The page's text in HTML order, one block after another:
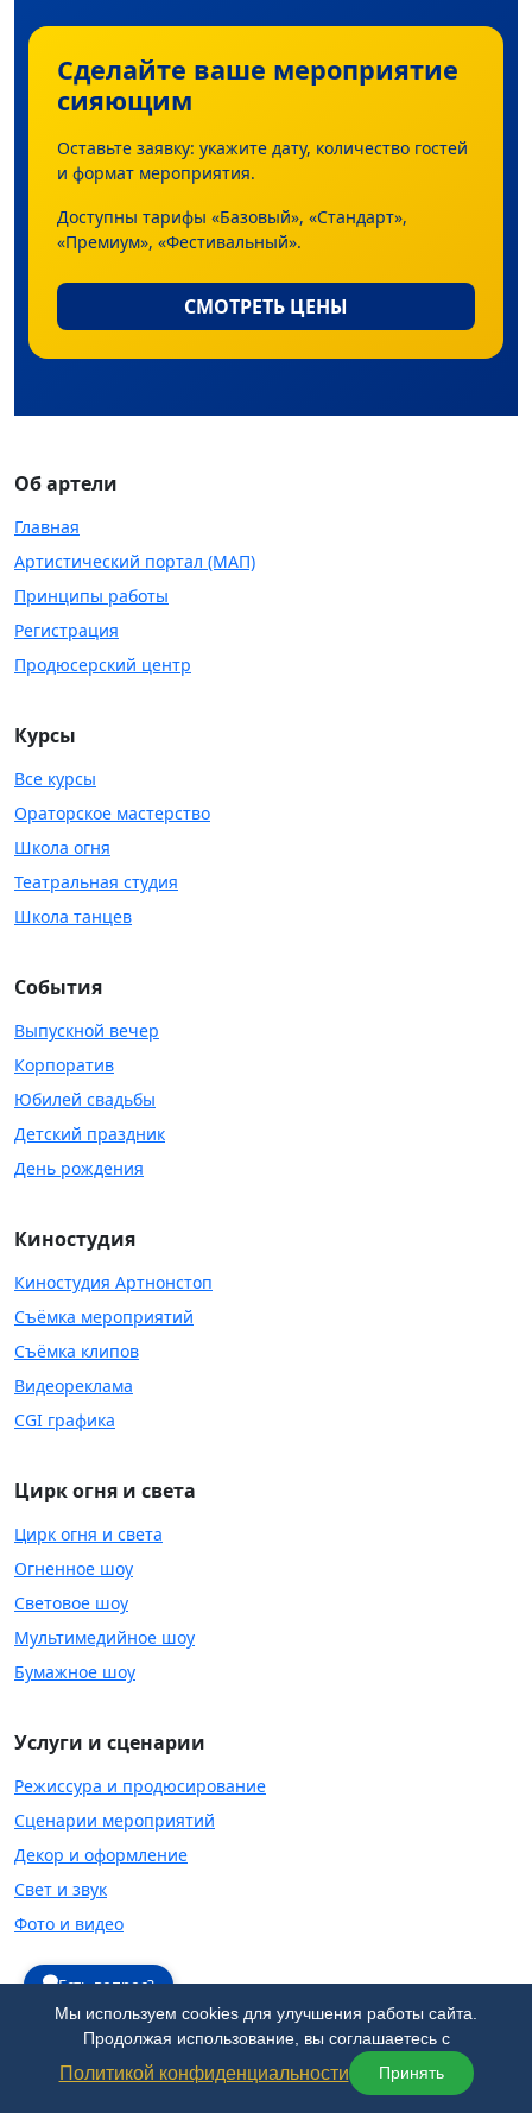
Сделайте ваше мероприятие
сияющим
Оставьте заявку: укажите дату, количество гостей
и формат мероприятия.
Доступны тарифы «Базовый», «Стандарт»,
«Премиум», «Фестивальный».
СМОТРЕТЬ ЦЕНЫ
Об артели
Главная
Артистический портал (МАП)
Принципы работы
Регистрация
Продюсерский центр
Курсы
Все курсы
Ораторское мастерство
Школа огня
Театральная студия
Школа танцев
События
Выпускной вечер
Корпоратив
Юбилей свадьбы
Детский праздник
День рождения
Киностудия
Киностудия Артнонстоп
Съёмка мероприятий
Съёмка клипов
Видеореклама
CGI графика
Цирк огня и света
Цирк огня и света
Огненное шоу
Световое шоу
Мультимедийное шоу
Бумажное шоу
Услуги и сценарии
Режиссура и продюсирование
Сценарии мероприятий
Декор и оформление
Свет и звук
Фото и видео
Контакты
+7 (495) 177-12-76| +7 (926) 556-55-99
artnonstop@yandex.ru
Есть вопрос?
Мы используем cookies для улучшения работы сайта.
Продолжая использование, вы соглашаетесь с
Политикой конфиденциальности Принять